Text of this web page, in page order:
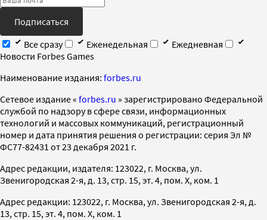
Подписаться
Все сразу
Еженедельная
Ежедневная
Новости Forbes Games
Наименование издания: forbes.ru
Cетевое издание « forbes.ru » зарегистрировано Федеральной
службой по надзору в сфере связи, информационных
технологий и массовых коммуникаций, регистрационный
номер и дата принятия решения о регистрации: серия Эл №
ФС77-82431 от 23 декабря 2021 г.
Адрес редакции, издателя: 123022, г. Москва, ул.
Звенигородская 2-я, д. 13, стр. 15, эт. 4, пом. X, ком. 1
Адрес редакции: 123022, г. Москва, ул. Звенигородская 2-я, д.
13, стр. 15, эт. 4, пом. X, ком. 1